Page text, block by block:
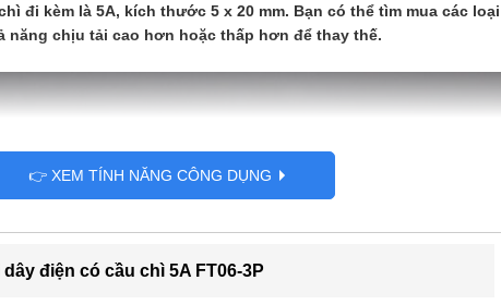
đi kèm là 5A, kích thước 5 x 20 mm. Bạn có thể tìm mua các loại
năng chịu tải cao hơn hoặc thấp hơn để thay thế.
👉 XEM TÍNH NĂNG CÔNG DỤNG
điện có cầu chì 5A FT06-3P